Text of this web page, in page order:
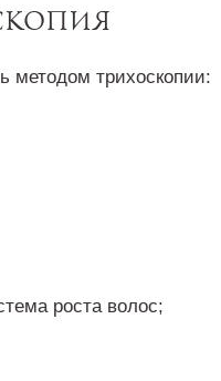
методом трихоскопии:
роста волос;